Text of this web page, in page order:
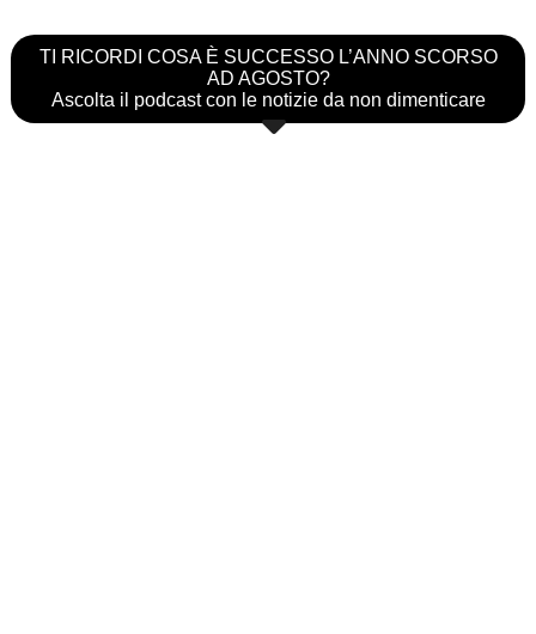
TI RICORDI COSA È SUCCESSO L’ANNO SCORSO
AD AGOSTO?
Ascolta il podcast con le notizie da non dimenticare